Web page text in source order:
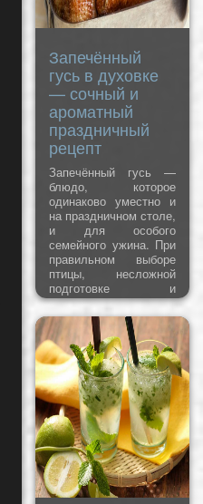
Запечённый
гусь в духовке
— сочный и
ароматный
праздничный
рецепт
Запечённый гусь —
блюдо, которое
одинаково уместно и
на праздничном столе,
и для особого
семейного ужина. При
правильном выборе
птицы, несложной
подготовке и
соблюдении
нескольких
кулинарных хитростей
гусь получается
мягким, сочным и
невероятно
ароматным. В этом
рецепте собраны
проверенные советы
по выбору мяса,
маринованию и
запеканию гуся в
духовке — так, чтобы
результат